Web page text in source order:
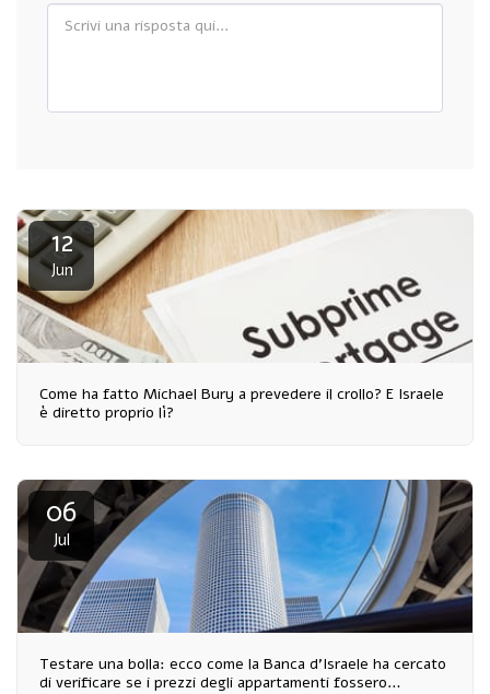
12
Jun
Come ha fatto Michael Bury a prevedere il crollo? E Israele
è diretto proprio lì?
06
Jul
Testare una bolla: ecco come la Banca d'Israele ha cercato
di verificare se i prezzi degli appartamenti fossero